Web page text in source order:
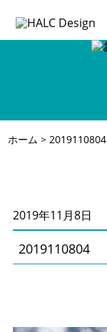
ホーム > 2019110804
2019年11月8日
2019110804